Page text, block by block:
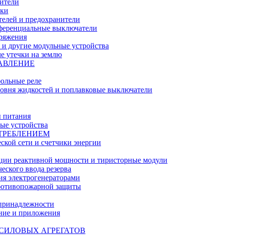
и предохранители
выключатели
другие модульные устройства
утечки на землю
реле
жидкостей и поплавковые выключатели
питания
устройства
сети и счетчики энергии
реактивной мощности и тиристорные модули
ввода резерва
электрогенераторами
защиты
и приложения
АГРЕГАТОВ